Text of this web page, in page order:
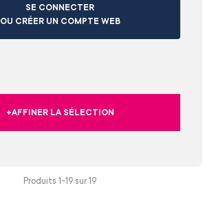
SE CONNECTER
OU CRÉER UN COMPTE WEB
+AFFINER LA SÉLECTION
Produits 1-19 sur19